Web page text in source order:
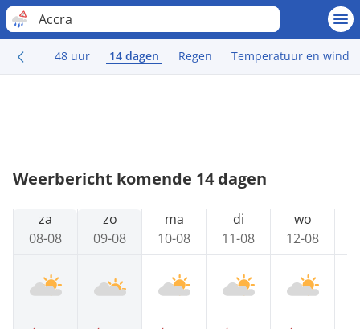
Accra
48 uur 14 dagen Regen Temperatuur en wind
Weerbericht komende 14 dagen
za
08-08
zo
09-08
ma
10-08
di
11-08
wo
12-08